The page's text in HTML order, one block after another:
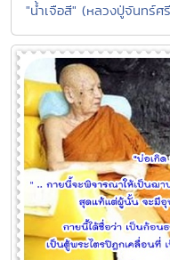
"น้ำเจือสี" (หลวงปู่จันทร์ศ